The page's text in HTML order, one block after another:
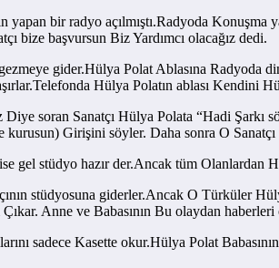
bir radyo açılmıştı.Radyoda
bize başvursun Biz Yardımcı olacağız dedi.
gider.Hülya Polat Ablasına
Hülya Polatın ablası Kendini
soran Sanatçı Hülya Polata “Hadi Şarkı
kurusun) Girişini söyler. Daha sonra O
gel stüdyo hazır der.Ancak tüm Olanlardan
stüdyosuna giderler.Ancak O Türküler
Anne ve Babasının Bu olaydan
sadece Kasette okur.Hülya Polat